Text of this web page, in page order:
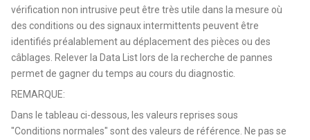
vérification non intrusive peut être très utile dans la mesure où
des conditions ou des signaux intermittents peuvent être
identifiés préalablement au déplacement des pièces ou des
câblages. Relever la Data List lors de la recherche de pannes
permet de gagner du temps au cours du diagnostic.
REMARQUE:
Dans le tableau ci-dessous, les valeurs reprises sous
"Conditions normales" sont des valeurs de référence. Ne pas se